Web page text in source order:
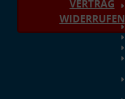
VERTRAG
WIDERRUFEN